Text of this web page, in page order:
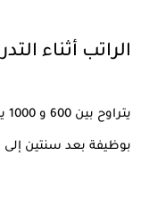
الراتب أثناء
بوظيفة بعد سنتين